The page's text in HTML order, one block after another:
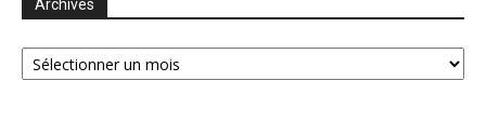
Archives
Archives